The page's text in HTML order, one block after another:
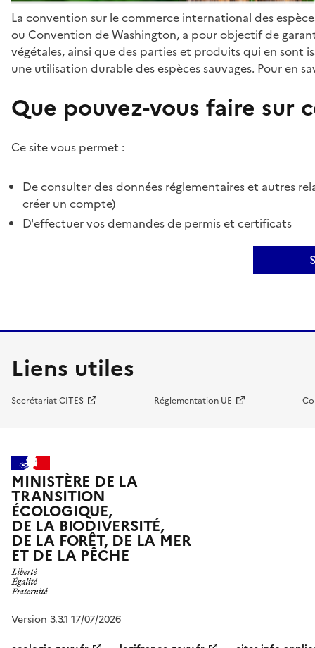
La convention sur le commerce international des
ou Convention de Washington, a pour objectif de
végétales, ainsi que des parties et produits qui en sont
une utilisation durable des espèces sauvages. Pour en
Que pouvez-vous faire sur
Ce site vous permet :
De consulter des données réglementaires et autres
créer un compte)
D'effectuer vos demandes de permis et certificats
Liens utiles
Secrétariat CITES Réglementation UE
MINISTÈRE DE LA
TRANSITION
ÉCOLOGIQUE,
DE LA BIODIVERSITÉ,
DE LA FORÊT, DE LA MER
ET DE LA PÊCHE
Version 3.3.1 17/07/2026